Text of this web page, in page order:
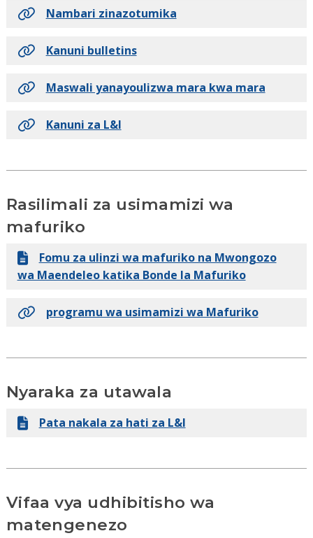
Vifaa vya usambazaji wa Handbill
Watoa msaada wa uhamiaji
Biashara anuwai
Biashara za kuuza
Nambari zinazotumika
Kanuni bulletins
Maswali yanayoulizwa mara kwa mara
Kanuni za L&I
Rasilimali za usimamizi wa
mafuriko
Fomu za ulinzi wa mafuriko na Mwongozo
wa Maendeleo katika Bonde la Mafuriko
programu wa usimamizi wa Mafuriko
Nyaraka za utawala
Pata nakala za hati za L&I
Vifaa vya udhibitisho wa
matengenezo